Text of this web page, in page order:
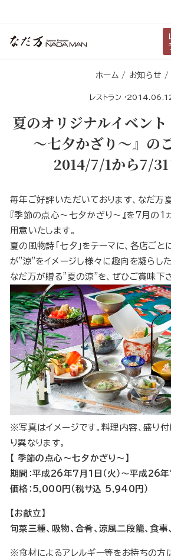
ホーム / お知らせ /
レストラン ·
夏のオリジナルイベン
～七夕かざり～』の
2014/7/1から7/
毎年ご好評いただいております、なだ万
『季節の点心〜七夕かざり〜』を7月の1
用意いたします。
夏の風物詩「七夕」をテーマに、各店ご
が"涼"をイメージし様々に趣向を凝らした
なだ万が贈る"夏の涼"を、ぜひご賞味下さ
※写真はイメージです。料理内容、盛り
り異なります。
【 季節の点心〜七夕かざり〜】
期間：平成26年7月1日（火）～平成26年
価格：5,000円（税サ込 5,940円）
【お献立】
旬菜三種、吸物、合肴、涼風二段籠、食事
※食材によるアレルギー等をお持ちの方